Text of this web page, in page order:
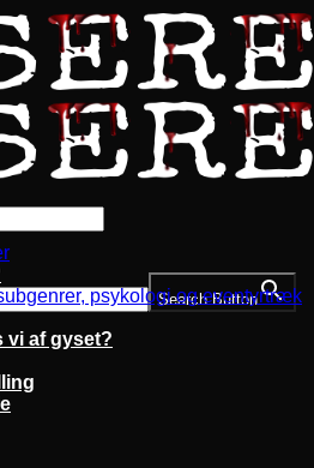
Search Button
psykologi og eventyrtræk
vi af gyset?